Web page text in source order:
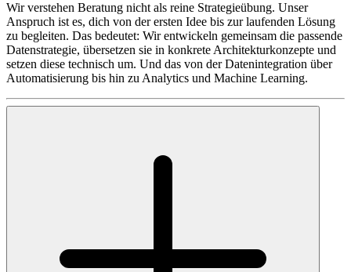
Wir verstehen Beratung nicht als reine Strategieübung. Unser
Anspruch ist es, dich von der ersten Idee bis zur laufenden Lösung
zu begleiten. Das bedeutet: Wir entwickeln gemeinsam die passende
Datenstrategie, übersetzen sie in konkrete Architekturkonzepte und
setzen diese technisch um. Und das von der Datenintegration über
Automatisierung bis hin zu Analytics und Machine Learning.